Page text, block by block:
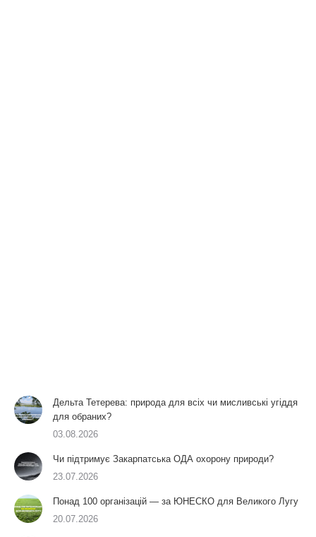
Дельта Тетерева: природа для всіх чи мисливські угіддя
для обраних?
03.08.2026
Чи підтримує Закарпатська ОДА охорону природи?
23.07.2026
Понад 100 організацій — за ЮНЕСКО для Великого Лугу
20.07.2026